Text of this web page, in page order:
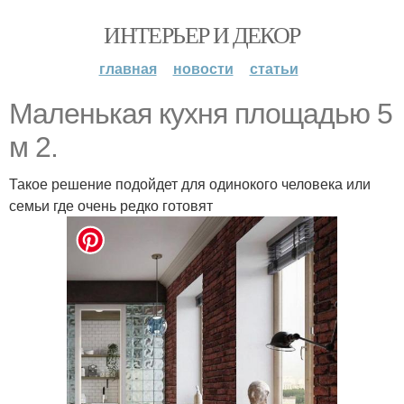
ИНТЕРЬЕР И ДЕКОР
главная новости статьи
Маленькая кухня площадью 5
м 2.
Такое решение подойдет для одинокого человека или
семьи где очень редко готовят